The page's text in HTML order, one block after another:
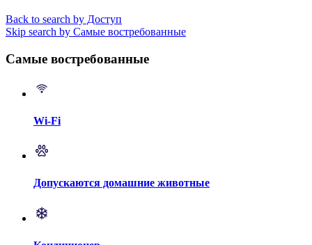
Back to search by Доступ
Skip search by Самые востребованные
Самые востребованные
Wi-Fi
Допускаются домашние животные